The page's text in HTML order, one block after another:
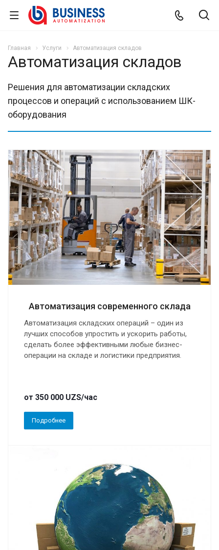
Главная Услуги Автоматизация складов
Автоматизация складов
Решения для автоматизации складских
процессов и операций с использованием ШК-
оборудования
Автоматизация современного склада
Автоматизация складских операций – один из
лучших способов упростить и ускорить работы,
сделать более эффективными любые бизнес-
операции на складе и логистики предприятия.
от 350 000 UZS/час
Подробнее